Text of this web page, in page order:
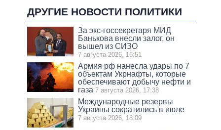
ДРУГИЕ НОВОСТИ ПОЛИТИКИ
За экс-госсекретаря МИД
Банькова внесли залог, он
вышел из СИЗО
7 августа 2026, 16:51
Армия рф нанесла удары по 7
объектам Укрнафты, которые
обеспечивают добычу нефти и
газа 7 августа 2026, 17:38
Международные резервы
Украины сократились в июле
7 августа 2026, 18:09